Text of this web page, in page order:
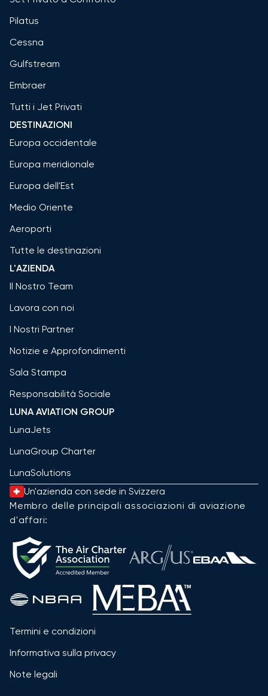
Pilatus
Cessna
Gulfstream
Embraer
Tutti i Jet Privati
DESTINAZIONI
Europa occidentale
Europa meridionale
Europa dell'Est
Medio Oriente
Aeroporti
Tutte le destinazioni
L'AZIENDA
Il Nostro Team
Lavora con noi
I Nostri Partner
Notizie e Approfondimenti
Sala Stampa
Responsabilità Sociale
LUNA AVIATION GROUP
LunaJets
LunaGroup Charter
LunaSolutions
Un'azienda con sede in Svizzera
Membro delle principali associazioni di aviazione
d'affari:
Termini e condizioni
Informativa sulla privacy
Note legali